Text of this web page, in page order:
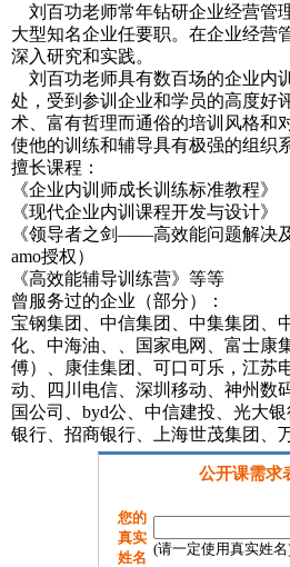
刘百功老师常年钻研企业经营管
大型知名企业任要职。在企业经营
深入研究和实践。
刘百功老师具有数百场的企业内
处，受到参训企业和学员的高度好
术、富有哲理而通俗的培训风格和
使他的训练和辅导具有极强的组织
擅长课程：
《企业内训师成长训练标准教程》
《现代企业内训课程开发与设计》
《领导者之剑——高效能问题解决
amo授权）
《高效能辅导训练营》等等
曾服务过的企业（部分）：
宝钢集团、中信集团、中集集团、
化、中海油、、国家电网、富士康
傅）、康佳集团、可口可乐，江苏
动、四川电信、深圳移动、神州数
国公司、byd公、中信建投、光大
银行、招商银行、上海世茂集团、
公开课需求
您的
真实
姓名
(请一定使用真实姓名